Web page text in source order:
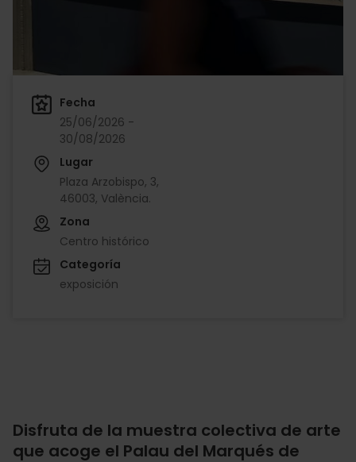
Fecha
25/06/2026 -
30/08/2026
Lugar
Plaza Arzobispo, 3,
46003, València.
Zona
Centro histórico
Categoría
exposición
Disfruta de la muestra colectiva de arte
que acoge el Palau del Marqués de